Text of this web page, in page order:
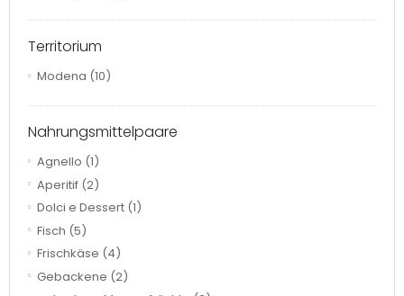
Territorium
Modena (10)
Nahrungsmittelpaare
Agnello (1)
Aperitif (2)
Dolci e Dessert (1)
Fisch (5)
Frischkäse (4)
Gebackene (2)